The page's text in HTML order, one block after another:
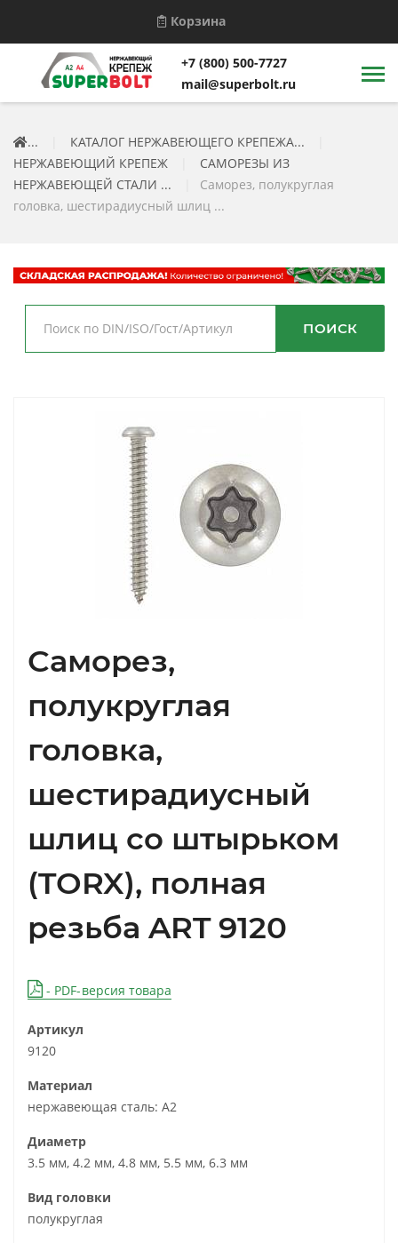
Корзина
+7 (800) 500-7727
mail@superbolt.ru
... КАТАЛОГ НЕРЖАВЕЮЩЕГО КРЕПЕЖА...
НЕРЖАВЕЮЩИЙ КРЕПЕЖ
САМОРЕЗЫ ИЗ
НЕРЖАВЕЮЩЕЙ СТАЛИ ...
Саморез, полукруглая
головка, шестирадиусный шлиц ...
ПОИСК
Саморез,
полукруглая
головка,
шестирадиусный
шлиц со штырьком
(TORX), полная
резьба ART 9120
- PDF-версия товара
Артикул
9120
Материал
нержавеющая сталь: А2
Диаметр
3.5 мм, 4.2 мм, 4.8 мм, 5.5 мм, 6.3 мм
Вид головки
полукруглая